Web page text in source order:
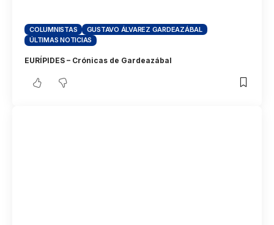
COLUMNISTAS
GUSTAVO ÁLVAREZ GARDEAZÁBAL
ÚLTIMAS NOTICIAS
EURÍPIDES – Crónicas de Gardeazábal